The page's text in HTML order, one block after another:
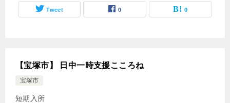
Tweet 0 0
【宝塚市】 日中一時支援こころね
宝塚市
短期入所